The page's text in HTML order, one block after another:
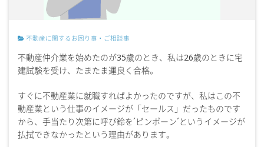
不動産に関するお困り事・ご相談事
不動産仲介業を始めたのが35歳のとき、私は26歳のときに宅
建試験を受け、たまたま運良く合格。
すぐに不動産業に就職すればよかったのですが、私はこの不
動産業という仕事のイメージが「セールス」だったものです
から、手当たり次第に呼び鈴を´ピンポーン´というイメージが
払拭できなかったという理由があります。